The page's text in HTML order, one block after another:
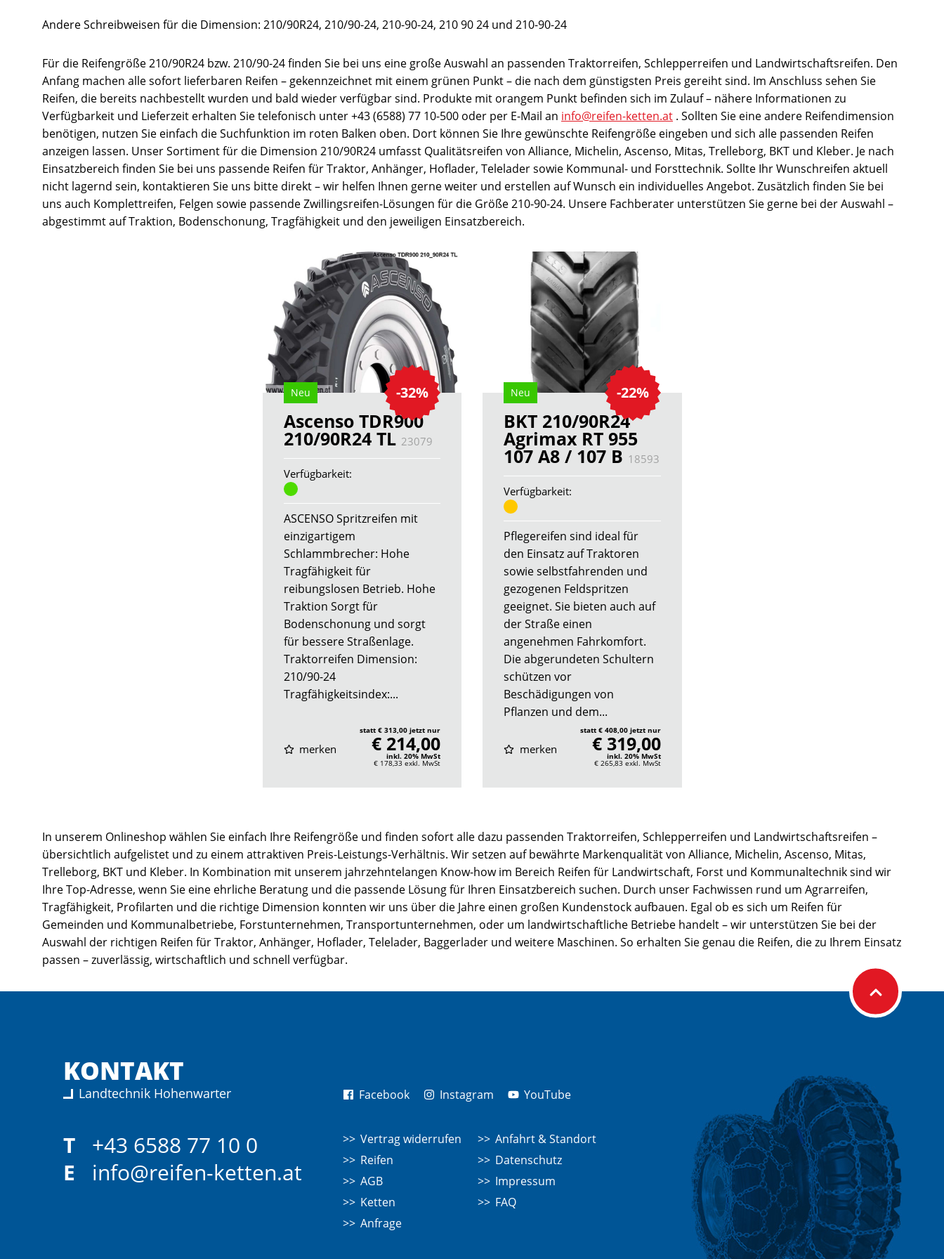
Andere Schreibweisen für die Dimension: 210/90R24, 210/90-24, 210-90-24, 210 90 24 und 210-90-24
Für die Reifengröße 210/90R24 bzw. 210/90-24 finden Sie bei uns eine große Auswahl an passenden Traktorreifen, Schlepperreifen und Landwirtschaftsreifen. Den
Anfang machen alle sofort lieferbaren Reifen – gekennzeichnet mit einem grünen Punkt – die nach dem günstigsten Preis gereiht sind. Im Anschluss sehen Sie
Reifen, die bereits nachbestellt wurden und bald wieder verfügbar sind. Produkte mit orangem Punkt befinden sich im Zulauf – nähere Informationen zu
Verfügbarkeit und Lieferzeit erhalten Sie telefonisch unter +43 (6588) 77 10-500 oder per E-Mail an info@reifen-ketten.at . Sollten Sie eine andere Reifendimension
benötigen, nutzen Sie einfach die Suchfunktion im roten Balken oben. Dort können Sie Ihre gewünschte Reifengröße eingeben und sich alle passenden Reifen
anzeigen lassen. Unser Sortiment für die Dimension 210/90R24 umfasst Qualitätsreifen von Alliance, Michelin, Ascenso, Mitas, Trelleborg, BKT und Kleber. Je nach
Einsatzbereich finden Sie bei uns passende Reifen für Traktor, Anhänger, Hoflader, Telelader sowie Kommunal- und Forsttechnik. Sollte Ihr Wunschreifen aktuell
nicht lagernd sein, kontaktieren Sie uns bitte direkt – wir helfen Ihnen gerne weiter und erstellen auf Wunsch ein individuelles Angebot. Zusätzlich finden Sie bei
uns auch Komplettreifen, Felgen sowie passende Zwillingsreifen-Lösungen für die Größe 210-90-24. Unsere Fachberater unterstützen Sie gerne bei der Auswahl –
abgestimmt auf Traktion, Bodenschonung, Tragfähigkeit und den jeweiligen Einsatzbereich.
-32%
Neu
Ascenso TDR900
210/90R24 TL 23079
Verfügbarkeit:
ASCENSO Spritzreifen mit
einzigartigem
Schlammbrecher: Hohe
Tragfähigkeit für
reibungslosen Betrieb. Hohe
Traktion Sorgt für
Bodenschonung und sorgt
für bessere Straßenlage.
Traktorreifen Dimension:
210/90-24
Tragfähigkeitsindex:...
merken
statt € 313,00 jetzt nur
€ 214,00
inkl. 20% MwSt
€ 178,33 exkl. MwSt
-22%
Neu
BKT 210/90R24
Agrimax RT 955
107 A8 / 107 B 18593
Verfügbarkeit:
Pflegereifen sind ideal für
den Einsatz auf Traktoren
sowie selbstfahrenden und
gezogenen Feldspritzen
geeignet. Sie bieten auch auf
der Straße einen
angenehmen Fahrkomfort.
Die abgerundeten Schultern
schützen vor
Beschädigungen von
Pflanzen und dem...
merken
statt € 408,00 jetzt nur
€ 319,00
inkl. 20% MwSt
€ 265,83 exkl. MwSt
In unserem Onlineshop wählen Sie einfach Ihre Reifengröße und finden sofort alle dazu passenden Traktorreifen, Schlepperreifen und Landwirtschaftsreifen –
übersichtlich aufgelistet und zu einem attraktiven Preis-Leistungs-Verhältnis. Wir setzen auf bewährte Markenqualität von Alliance, Michelin, Ascenso, Mitas,
Trelleborg, BKT und Kleber. In Kombination mit unserem jahrzehntelangen Know-how im Bereich Reifen für Landwirtschaft, Forst und Kommunaltechnik sind wir
Ihre Top-Adresse, wenn Sie eine ehrliche Beratung und die passende Lösung für Ihren Einsatzbereich suchen. Durch unser Fachwissen rund um Agrarreifen,
Tragfähigkeit, Profilarten und die richtige Dimension konnten wir uns über die Jahre einen großen Kundenstock aufbauen. Egal ob es sich um Reifen für
Gemeinden und Kommunalbetriebe, Forstunternehmen, Transportunternehmen, oder um landwirtschaftliche Betriebe handelt – wir unterstützen Sie bei der
Auswahl der richtigen Reifen für Traktor, Anhänger, Hoflader, Telelader, Baggerlader und weitere Maschinen. So erhalten Sie genau die Reifen, die zu Ihrem Einsatz
passen – zuverlässig, wirtschaftlich und schnell verfügbar.
KONTAKT
Landtechnik Hohenwarter
T
+43 6588 77 10 0
E
info@reifen-ketten.at
Facebook Instagram YouTube
Vertrag widerrufen
Reifen
AGB
Ketten
Anfrage
Anfahrt & Standort
Datenschutz
Impressum
FAQ